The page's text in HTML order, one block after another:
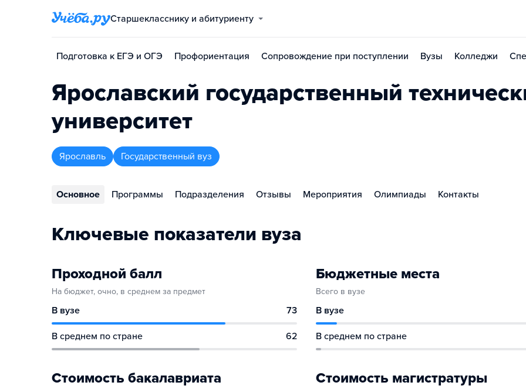
Старшекласснику и абитуриенту
Подготовка к ЕГЭ и ОГЭ Профориентация Сопровождение при поступлении Вузы Колледжи
Ярославский государственный
университет
Ярославль Государственный вуз
Основное Программы Подразделения Отзывы Мероприятия Олимпиады Контакты
Ключевые показатели вуза
Проходной балл
На бюджет, очно, в среднем за предмет
В вузе 73
В среднем по стране 62
Бюджетные места
Всего в вузе
В вузе
В среднем по стране
Стоимость бакалавриата Стоимость магистратуры